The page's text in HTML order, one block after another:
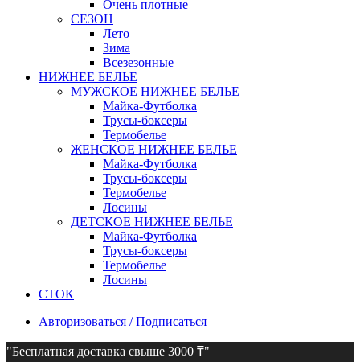
Очень плотные
СЕЗОН
Лето
Зима
Всезезонные
НИЖНЕЕ БЕЛЬЕ
МУЖСКОЕ НИЖНЕЕ БЕЛЬЕ
Майка-Футболка
Трусы-боксеры
Термобелье
ЖЕНСКОЕ НИЖНЕЕ БЕЛЬЕ
Майка-Футболка
Трусы-боксеры
Термобелье
Лосины
ДЕТСКОЕ НИЖНЕЕ БЕЛЬЕ
Майка-Футболка
Трусы-боксеры
Термобелье
Лосины
СТОК
Авторизоваться / Подписаться
"Бесплатная доставка свыше 3000 ₸"